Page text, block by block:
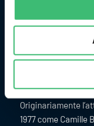
CHI SIAMO
La GMC
tedesco/svizzero
settore della
Originariamente
1977 come Camille